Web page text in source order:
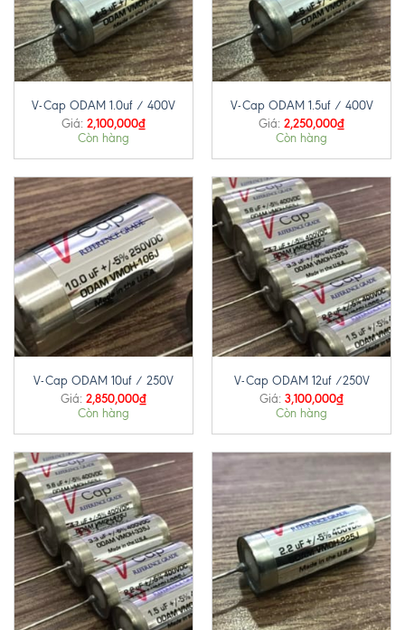
V-Cap ODAM 1.0uf / 400V
Giá: 2,100,000₫
Còn hàng
V-Cap ODAM 1.5uf / 400V
Giá: 2,250,000₫
Còn hàng
V-Cap ODAM 10uf / 250V
Giá: 2,850,000₫
Còn hàng
V-Cap ODAM 12uf /250V
Giá: 3,100,000₫
Còn hàng